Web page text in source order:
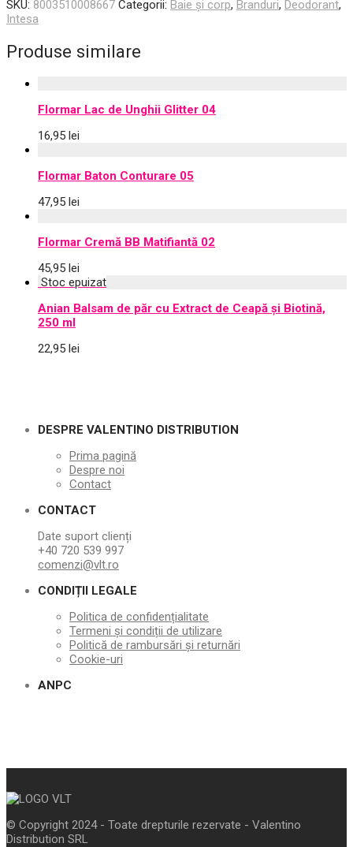
SKU: 8003510008667 Categorii: Baie și corp, Branduri, Deodorant,
Intesa
Produse similare
Flormar Lac de Unghii Glitter 04
16,95 lei
Flormar Baton Conturare 05
47,95 lei
Flormar Cremă BB Matifiantă 02
45,95 lei
Anian Balsam de păr cu Extract de Ceapă și Biotină,
250 ml
22,95 lei
DESPRE VALENTINO DISTRIBUTION
Prima pagină
Despre noi
Contact
CONTACT
Date suport clienți
+40 720 539 997
comenzi@vlt.ro
CONDIȚII LEGALE
Politica de confidențialitate
Termeni și condiții de utilizare
Politică de rambursări și returnări
Cookie-uri
ANPC
© Copyright 2024 - Toate drepturile rezervate - Valentino
Distribution SRL